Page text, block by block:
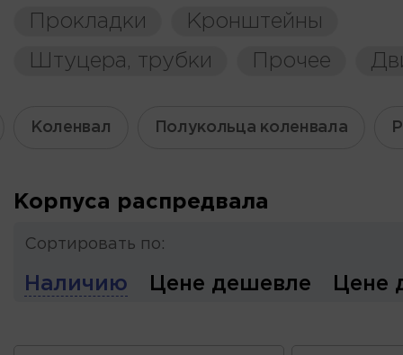
Прокладки
Кронштейны
Штуцера, трубки
Прочее
Коленвал Полукольца коленвала
Корпуса распредвала
Сортировать по:
Наличию Цене дешевле Цене